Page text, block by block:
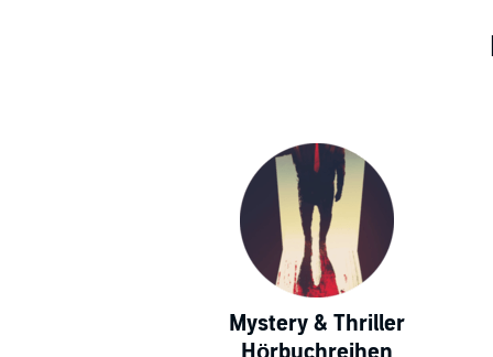
Mystery & Thriller